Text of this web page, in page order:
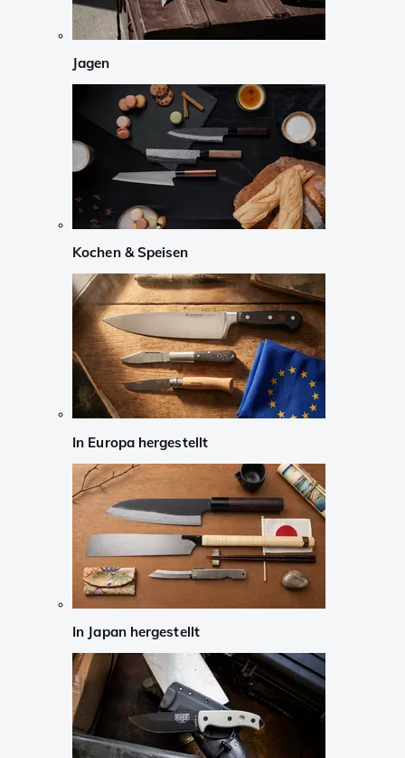
Jagen
Kochen & Speisen
In Europa hergestellt
In Japan hergestellt